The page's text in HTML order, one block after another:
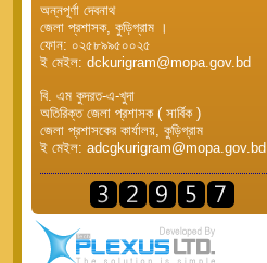
অন্নপূর্ণা দেবনাথ
জেলা প্রশাসক, কুড়িগ্রাম ।
ফোন: ০২৫৮৯৯৫০০২৫
ই মেইল: dckurigram@mopa.gov.bd
বি. এম কুদরত-এ-খুদা
অতিরিক্ত জেলা প্রশাসক ( সার্বিক )
জেলা প্রশাসকের কার্যালয়, কুড়িগ্রাম
ই মেইল: adcgkurigram@mopa.gov.bd